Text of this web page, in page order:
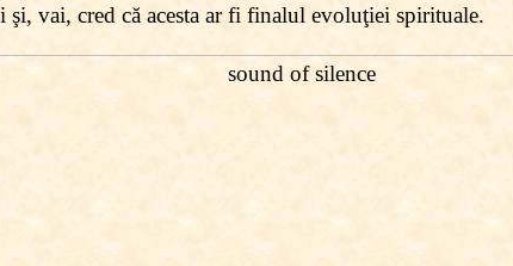
vai, cred că acesta ar fi finalul evoluţiei spirituale.